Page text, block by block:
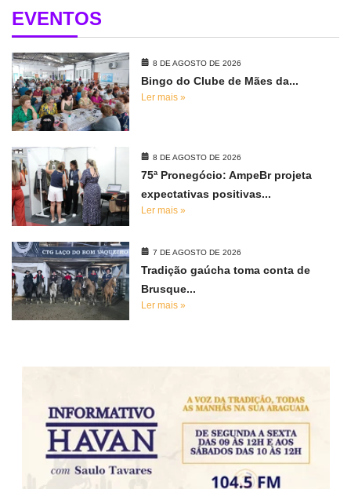
EVENTOS
8 DE AGOSTO DE 2026
Bingo do Clube de Mães da...
Ler mais »
8 DE AGOSTO DE 2026
75ª Pronegócio: AmpeBr projeta
expectativas positivas...
Ler mais »
7 DE AGOSTO DE 2026
Tradição gaúcha toma conta de
Brusque...
Ler mais »